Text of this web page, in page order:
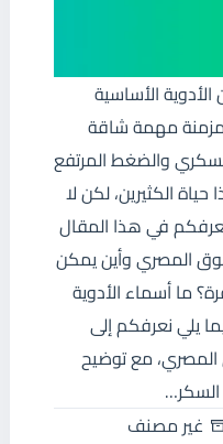
الأساسية
مهمة شاقة
والضغط المرتفع
الكثيرين، لكن لا
نعرفكم في هذا المقال
المصري وأين يمكن
ما أسماء الأدوية
يلي نعرفكم إلى
مع توضيح
غير مصنف